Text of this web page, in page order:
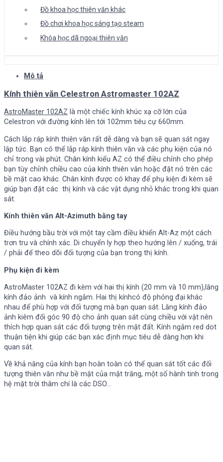
Đồ khoa học thiên văn khác
Đồ chơi khoa học sáng tạo steam
Khóa học dã ngoại thiên văn
Mô tả
Kính thiên văn Celestron Astromaster 102AZ
AstroMaster 102AZ là một chiếc kính khúc xạ cỡ lớn của
Celestron với đường kính lên tới 102mm tiêu cự 660mm.
Cách lắp ráp kính thiên văn rất dễ dàng và bạn sẽ quan sát ngay
lập tức. Bạn có thể lắp ráp kính thiên văn và các phụ kiện của nó
chỉ trong vài phút. Chân kính kiểu AZ có thể điều chỉnh cho phép
bạn tùy chỉnh chiều cao của kính thiên văn hoặc đặt nó trên các
bề mặt cao khác. Chân kính được có khay để phụ kiện đi kèm sẽ
giúp bạn đặt các thị kính và các vật dụng nhỏ khác trong khi quan
sát.
Kính thiên văn Alt-Azimuth bằng tay
Điều hướng bầu trời với một tay cầm điều khiển Alt-Az một cách
trơn tru và chính xác. Di chuyển ly hợp theo hướng lên / xuống, trái
/ phải để theo dõi đối tượng của bạn trong thị kính.
Phụ kiện đi kèm
AstroMaster 102AZ đi kèm với hai thị kính (20 mm và 10 mm),lăng
kính đảo ảnh và kính ngắm. Hai thị kínhcó độ phóng đại khác
nhau để phù hợp với đối tượng mà bạn quan sát. Lăng kính đảo
ảnh kiêm đổi góc 90 độ cho ảnh quan sát cùng chiều với vật nên
thích hợp quan sát các đối tượng trên mặt đất. Kính ngắm red dot
thuận tiện khi giúp các bạn xác định mục tiêu dễ dàng hơn khi
quan sát.
Về khả năng của kính bạn hoàn toàn có thể quan sát tốt các đối
tượng thiên văn như bề mặt của mặt trăng, một số hành tinh trong
hệ mặt trời thâm chí là các DSO…